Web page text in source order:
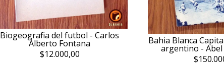
Biogeografia del futbol - Carlos
Alberto Fontana
$12.000,00
Bahia Blanca
argentino -